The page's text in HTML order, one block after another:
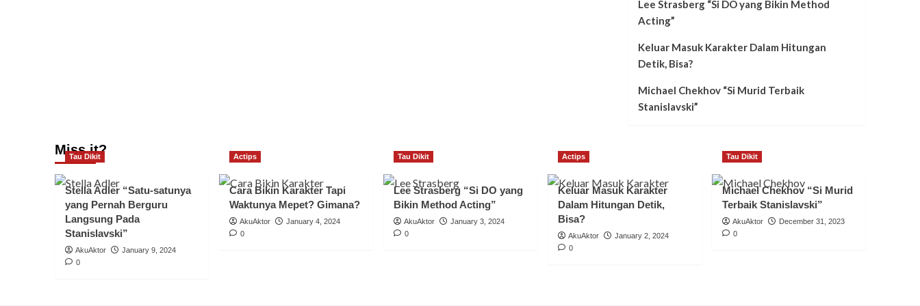
Lee Strasberg “Si DO yang Bikin Method
Acting”
Keluar Masuk Karakter Dalam Hitungan
Detik, Bisa?
Michael Chekhov “Si Murid Terbaik
Stanislavski”
Miss it?
Tau Dikit
Stella Adler “Satu-satunya
yang Pernah Berguru
Langsung Pada
Stanislavski”
AkuAktor
January 9, 2024
0
Actips
Cara Bikin Karakter Tapi
Waktunya Mepet? Gimana?
AkuAktor
January 4, 2024
0
Tau Dikit
Lee Strasberg “Si DO yang
Bikin Method Acting”
AkuAktor
January 3, 2024
0
Actips
Keluar Masuk Karakter
Dalam Hitungan Detik,
Bisa?
AkuAktor
January 2, 2024
0
Tau Dikit
Michael Chekhov “Si Murid
Terbaik Stanislavski”
AkuAktor
December 31, 2023
0